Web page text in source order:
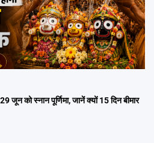
को स्नान पूर्णिमा, जानें क्यों 15 दिन बीमार